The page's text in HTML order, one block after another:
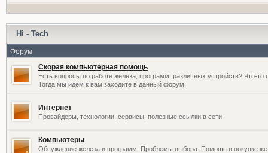
Hi - Tech
Форум
Скорая компьютерная помощь
Есть вопросы по работе железа, программ, различных устройств? Что-то
Тогдамы идём к вамзаходите в данный форум.
Интернет
Провайдеры, технологии, сервисы, полезные ссылки в сети.
Компьютеры
Обсуждение железа и программ. Проблемы выбора. Помощь в покупке